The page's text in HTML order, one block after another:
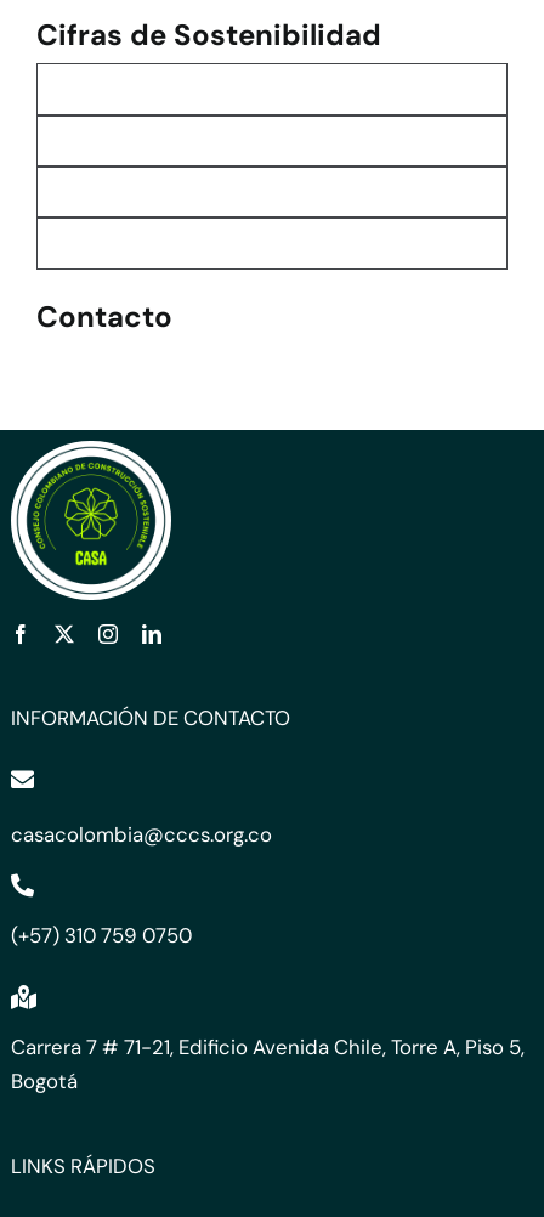
Cifras de Sostenibilidad
Contacto
INFORMACIÓN DE CONTACTO
casacolombia@cccs.org.co
(+57) 310 759 0750
Carrera 7 # 71-21, Edificio Avenida Chile, Torre A, Piso 5,
Bogotá
LINKS RÁPIDOS